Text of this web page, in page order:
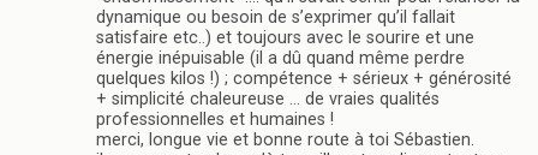
dynamique ou besoin de s’exprimer qu’il fallait
satisfaire etc..) et toujours avec le sourire et une
énergie inépuisable (il a dû quand même perdre
quelques kilos !) ; compétence + sérieux + générosité
+ simplicité chaleureuse … de vraies qualités
professionnelles et humaines !
merci, longue vie et bonne route à toi Sébastien.